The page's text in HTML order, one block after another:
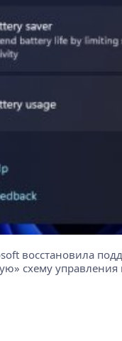
восстановила
схему